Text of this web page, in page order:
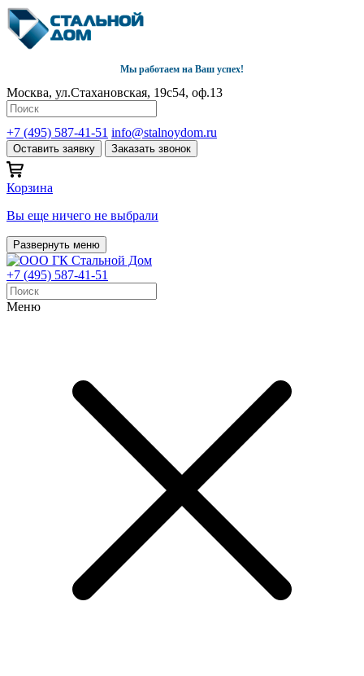
Мы работаем на Ваш успех!
Москва, ул.Стахановская, 19с54, оф.13
+7 (495) 587-41-51 info@stalnoydom.ru
Оставить заявку Заказать звонок
Корзина
Вы еще ничего не выбрали
Развернуть меню
+7 (495) 587-41-51
Меню